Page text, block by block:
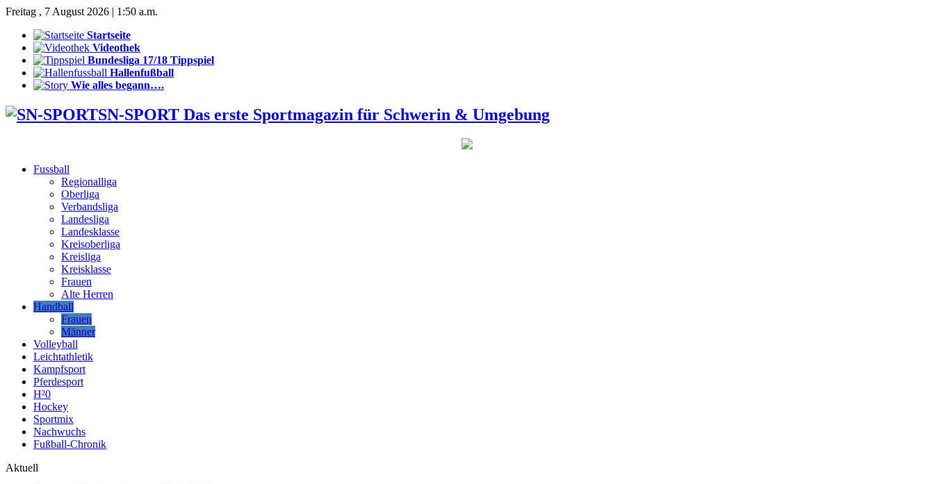
Freitag , 7 August 2026 | 1:50 a.m.
Startseite
Videothek
Bundesliga 17/18 Tippspiel
Hallenfußball
Wie alles begann….
SN-SPORT Das erste Sportmagazin für Schwerin & Umgebung
Fussball
Regionalliga
Oberliga
Verbandsliga
Landesliga
Landesklasse
Kreisoberliga
Kreisliga
Kreisklasse
Frauen
Alte Herren
Handball
Frauen
Männer
Volleyball
Leichtathletik
Kampfsport
Pferdesport
H²0
Hockey
Sportmix
Nachwuchs
Fußball-Chronik
Aktuell